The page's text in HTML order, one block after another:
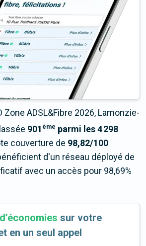
Zone ADSL&Fibre 2026, Lamonzie-
901 ème parmi les 4 298
couverture de 98,82/100
d'un réseau déployé de
avec un accès pour 98,69%
sur votre
en un seul appel